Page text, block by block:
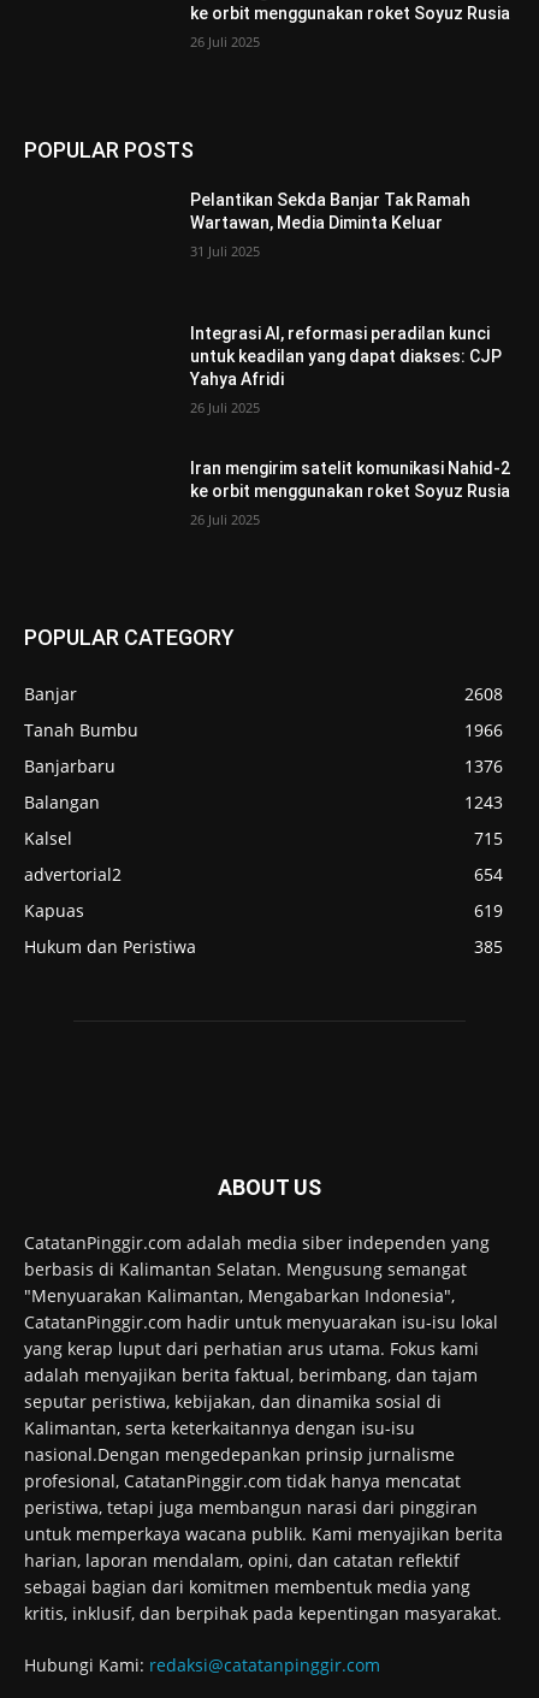
ke orbit menggunakan roket Soyuz Rusia
26 Juli 2025
POPULAR POSTS
Pelantikan Sekda Banjar Tak Ramah
Wartawan, Media Diminta Keluar
31 Juli 2025
Integrasi AI, reformasi peradilan kunci
untuk keadilan yang dapat diakses: CJP
Yahya Afridi
26 Juli 2025
Iran mengirim satelit komunikasi Nahid-2
ke orbit menggunakan roket Soyuz Rusia
26 Juli 2025
POPULAR CATEGORY
Banjar
2608
Tanah Bumbu
1966
Banjarbaru
1376
Balangan
1243
Kalsel
715
advertorial2
654
Kapuas
619
Hukum dan Peristiwa
385
ABOUT US
CatatanPinggir.com adalah media siber independen yang
berbasis di Kalimantan Selatan. Mengusung semangat
"Menyuarakan Kalimantan, Mengabarkan Indonesia",
CatatanPinggir.com hadir untuk menyuarakan isu-isu lokal
yang kerap luput dari perhatian arus utama. Fokus kami
adalah menyajikan berita faktual, berimbang, dan tajam
seputar peristiwa, kebijakan, dan dinamika sosial di
Kalimantan, serta keterkaitannya dengan isu-isu
nasional.Dengan mengedepankan prinsip jurnalisme
profesional, CatatanPinggir.com tidak hanya mencatat
peristiwa, tetapi juga membangun narasi dari pinggiran
untuk memperkaya wacana publik. Kami menyajikan berita
harian, laporan mendalam, opini, dan catatan reflektif
sebagai bagian dari komitmen membentuk media yang
kritis, inklusif, dan berpihak pada kepentingan masyarakat.
Hubungi Kami: redaksi@catatanpinggir.com